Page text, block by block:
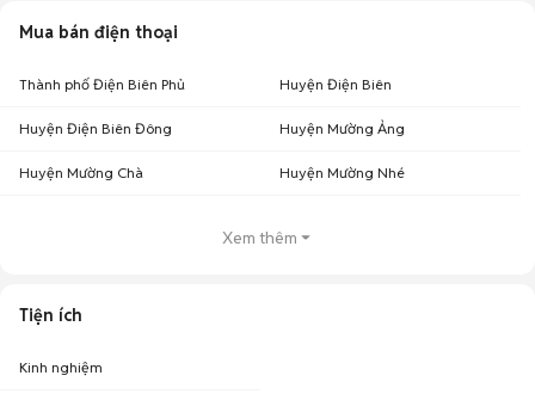
Mua bán điện thoại
Thành phố Điện Biên Phủ Huyện Điện Biên
Huyện Điện Biên Đông Huyện Mường Ảng
Huyện Mường Chà Huyện Mường Nhé
Xem thêm
Tiện ích
Kinh nghiệm